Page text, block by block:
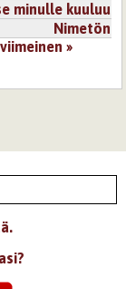
minulle kuuluu
Nimetön
viimeinen »